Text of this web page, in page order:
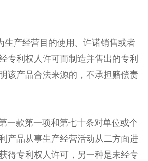
产经营目的使用、许诺销售或者
专利权人许可而制造并售出的专利
该产品合法来源的，不承担赔偿责
款第一项和第七十条对单位或个
产品从事生产经营活动从二方面进
得专利权人许可，另一种是未经专